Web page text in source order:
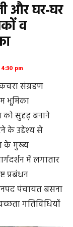
और घर-घर
व
pm
संग्रहण
भूमिका
को सुदृढ़ बनाने
के उद्देश्य से
के मुख्य
में लगातार
प्रबंधन
पंचायत बसना
गतिविधियों